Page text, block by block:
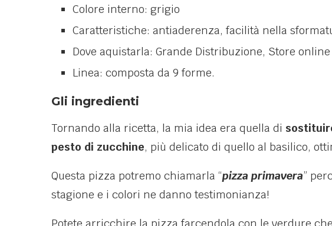
Colore interno: grigio
Caratteristiche: antiaderenza, facilità nella
Dove aquistarla: Grande Distribuzione, Store online
Linea: composta da 9 forme.
Gli ingredienti
Tornando alla ricetta, la mia idea era quella di
pesto di zucchine, più delicato di quello al basilico,
Questa pizza potremo chiamarla “pizza primavera”
stagione e i colori ne danno testimonianza!
Potete arricchire la pizza farcendola con le verdure